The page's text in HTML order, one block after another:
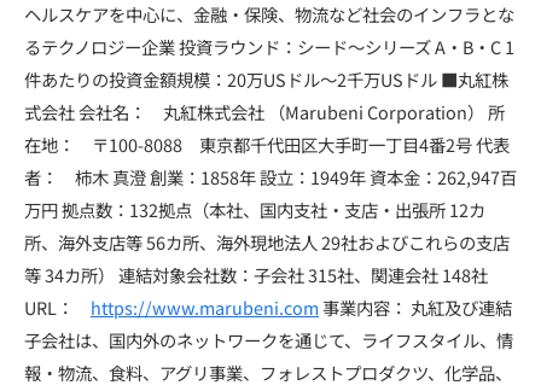
ヘルスケアを中心に、金融・保険、物流など社会のインフラとな
るテクノロジー企業 投資ラウンド：シード〜シリーズ A・B・C 1
件あたりの投資金額規模：20万USドル〜2千万USドル ■丸紅株
式会社 会社名： 丸紅株式会社 （Marubeni Corporation） 所
在地： 〒100-8088 東京都千代田区大手町一丁目4番2号 代表
者： 柿木 真澄 創業：1858年 設立：1949年 資本金：262,947百
万円 拠点数：132拠点（本社、国内支社・支店・出張所 12カ
所、海外支店等 56カ所、海外現地法人 29社およびこれらの支店
等 34カ所） 連結対象会社数：子会社 315社、関連会社 148社
URL： https://www.marubeni.com事業内容： 丸紅及び連結
子会社は、国内外のネットワークを通じて、ライフスタイル、情
報・物流、食料、アグリ事業、フォレストプロダクツ、化学品、